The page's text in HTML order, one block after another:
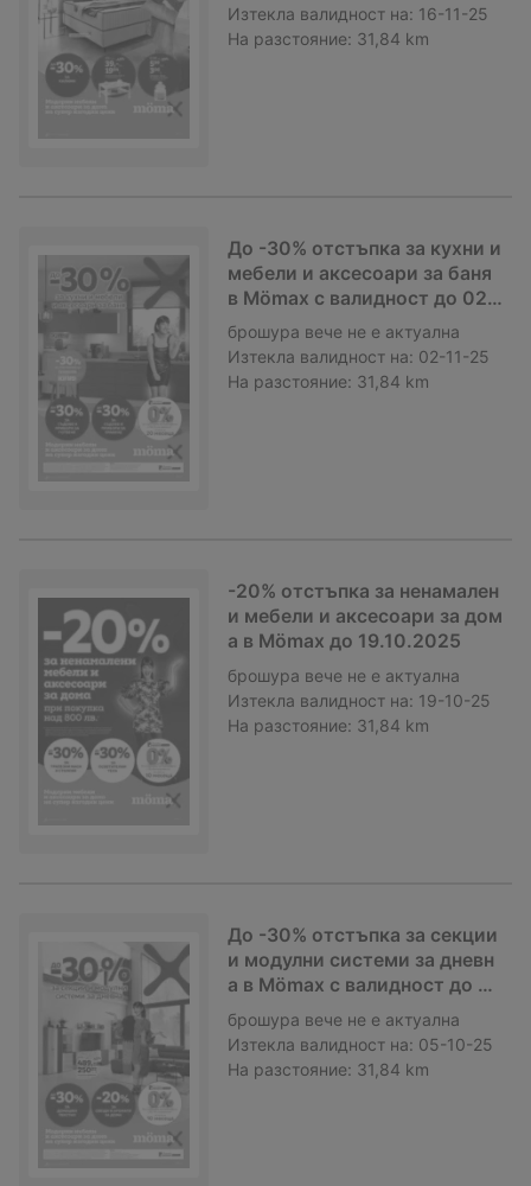
Изтекла валидност на: 16-11-25
На разстояние: 31,84 km
До -30% отстъпка за кухни и
мебели и аксесоари за баня
в Mömax с валидност до 02.1
1.2025
брошура вече не е актуална
Изтекла валидност на: 02-11-25
На разстояние: 31,84 km
-20% отстъпка за ненамален
и мебели и аксесоари за дом
а в Mömax до 19.10.2025
брошура вече не е актуална
Изтекла валидност на: 19-10-25
На разстояние: 31,84 km
До -30% отстъпка за секции
и модулни системи за дневн
а в Mömax с валидност до 0
5.10.2025
брошура вече не е актуална
Изтекла валидност на: 05-10-25
На разстояние: 31,84 km